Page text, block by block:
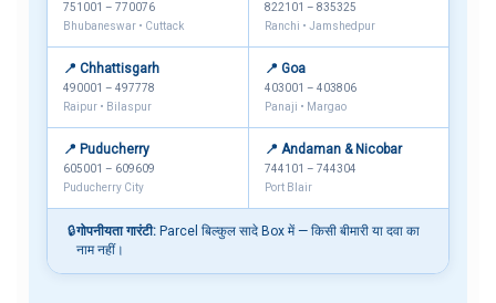
751001 – 770076
Bhubaneswar • Cuttack
822101 – 835325
Ranchi • Jamshedpur
📍 Chhattisgarh
490001 – 497778
Raipur • Bilaspur
📍 Goa
403001 – 403806
Panaji • Margao
📍 Puducherry
605001 – 609609
Puducherry City
📍 Andaman & Nicobar
744101 – 744304
Port Blair
🔒गोपनीयता गारंटी: Parcel बिल्कुल सादे Box में — किसी बीमारी या दवा का
नाम नहीं।